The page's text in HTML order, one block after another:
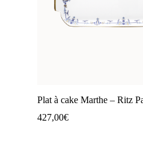
Plat à cake Marthe – Ritz
427,00€